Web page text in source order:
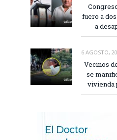
fuero a
a
6 AGOSTO,
Vecinos
se
vivienda